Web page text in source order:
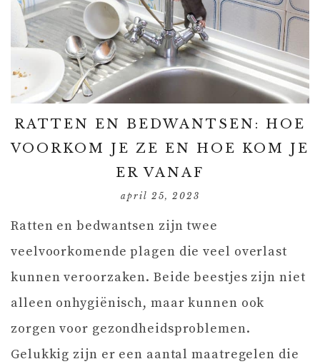
RATTEN EN BEDWANTSEN: HOE
VOORKOM JE ZE EN HOE KOM JE
ER VANAF
april 25, 2023
Ratten en bedwantsen zijn twee
veelvoorkomende plagen die veel overlast
kunnen veroorzaken. Beide beestjes zijn niet
alleen onhygiënisch, maar kunnen ook
zorgen voor gezondheidsproblemen.
Gelukkig zijn er een aantal maatregelen die